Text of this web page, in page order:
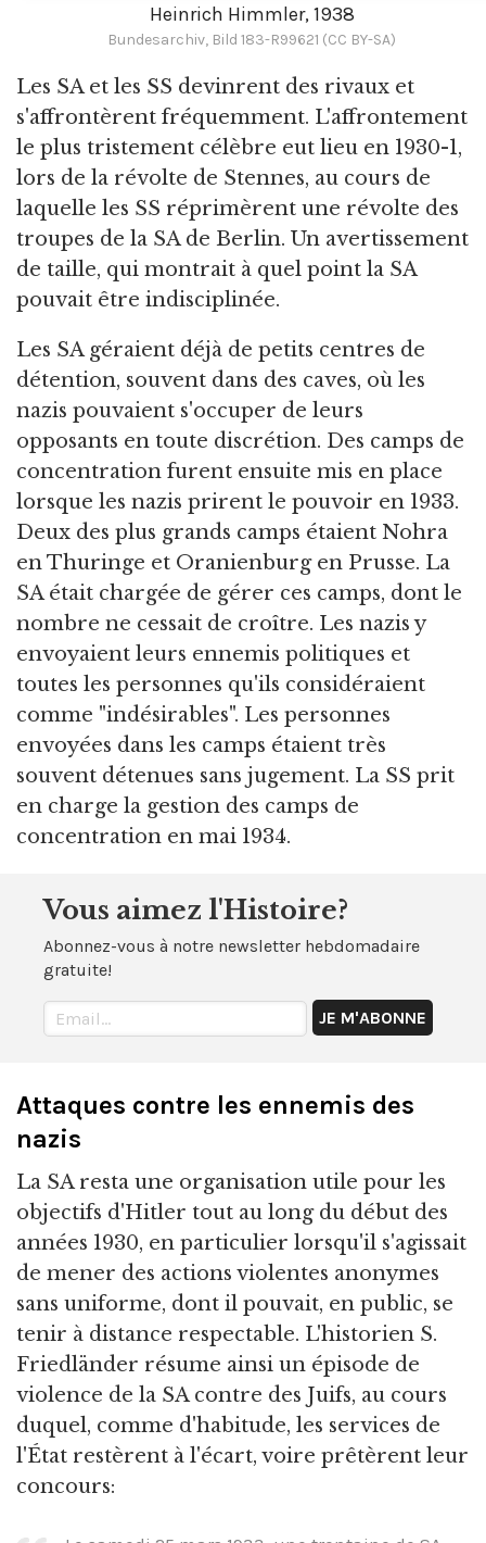
Heinrich Himmler, 1938
Bundesarchiv, Bild 183-R99621 (CC BY-SA)
Les SA et les SS devinrent des rivaux et
s'affrontèrent fréquemment. L'affrontement
le plus tristement célèbre eut lieu en 1930-1,
lors de la révolte de Stennes, au cours de
laquelle les SS réprimèrent une révolte des
troupes de la SA de Berlin. Un avertissement
de taille, qui montrait à quel point la SA
pouvait être indisciplinée.
Les SA géraient déjà de petits centres de
détention, souvent dans des caves, où les
nazis pouvaient s'occuper de leurs
opposants en toute discrétion. Des camps de
concentration furent ensuite mis en place
lorsque les nazis prirent le pouvoir en 1933.
Deux des plus grands camps étaient Nohra
en Thuringe et Oranienburg en Prusse. La
SA était chargée de gérer ces camps, dont le
nombre ne cessait de croître. Les nazis y
envoyaient leurs ennemis politiques et
toutes les personnes qu'ils considéraient
comme "indésirables". Les personnes
envoyées dans les camps étaient très
souvent détenues sans jugement. La SS prit
en charge la gestion des camps de
concentration en mai 1934.
Vous aimez l'Histoire?
Abonnez-vous à notre newsletter hebdomadaire
gratuite!
Attaques contre les ennemis des
nazis
La SA resta une organisation utile pour les
objectifs d'Hitler tout au long du début des
années 1930, en particulier lorsqu'il s'agissait
de mener des actions violentes anonymes
sans uniforme, dont il pouvait, en public, se
tenir à distance respectable. L'historien S.
Friedländer résume ainsi un épisode de
violence de la SA contre des Juifs, au cours
duquel, comme d'habitude, les services de
l'État restèrent à l'écart, voire prêtèrent leur
concours: